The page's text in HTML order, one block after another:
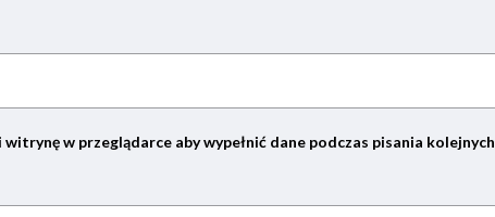
w przeglądarce aby wypełnić dane podczas pisania kolejnych